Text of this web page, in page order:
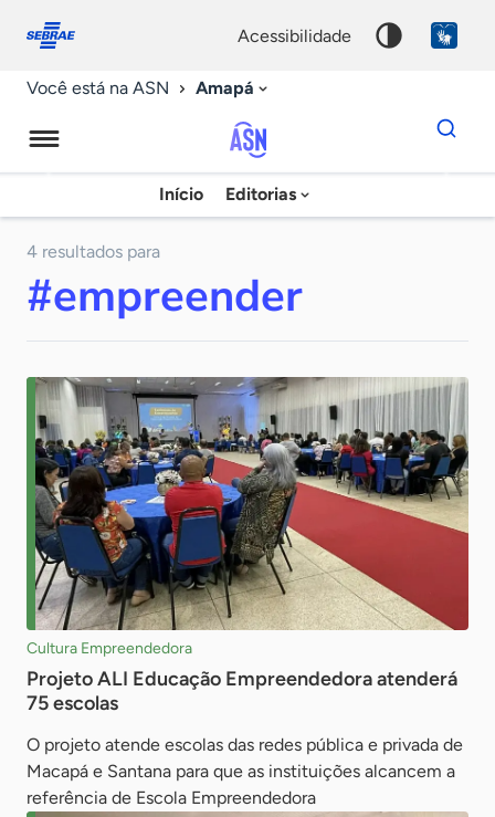
conosco
acessibilidade
Você está na ASN Amapá
Agência
Sebrae
Notícias
Início Editorias
Dados
para
chave
4 resultados para
#empreender
Cultura Empreendedora
Projeto ALI Educação Empreendedora atenderá
75 escolas
O projeto atende escolas das redes pública e privada de
Macapá e Santana para que as instituições alcancem a
referência de Escola Empreendedora